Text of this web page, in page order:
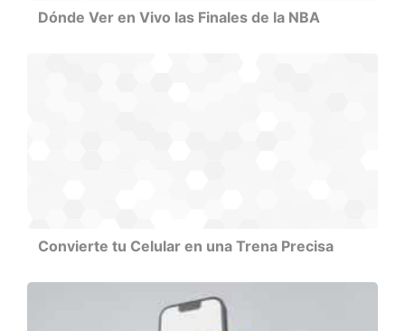
Dónde Ver en Vivo las Finales de la NBA
Convierte tu Celular en una Trena Precisa